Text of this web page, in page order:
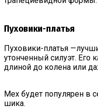
Пуховики-платья
Пуховики-платья
утонченный силуэт. Его
длиной до колена или
Мех будет популярен в
шика.